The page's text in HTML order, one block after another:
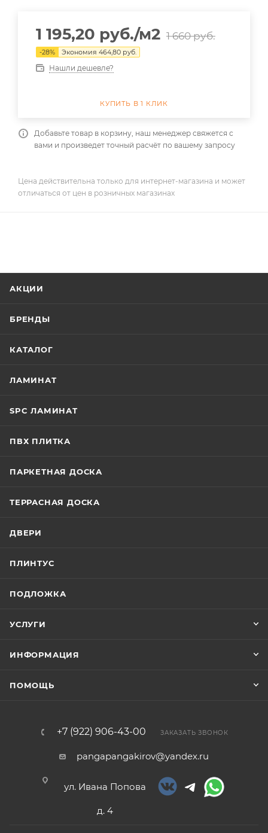
1 195,20 руб./м2 1 660руб.
-28% Экономия 464,80 руб.
Нашли дешевле?
КУПИТЬ В 1 КЛИК
Добавьте товар в корзину, наш менеджер свяжется с
вами и произведет точный расчёт по вашему запросу
Цена действительна только для интернет-магазина и может
отличаться от цен в розничных магазинах
АКЦИИ
БРЕНДЫ
КАТАЛОГ
ЛАМИНАТ
SPC ЛАМИНАТ
ПВХ ПЛИТКА
ПАРКЕТНАЯ ДОСКА
ТЕРРАСНАЯ ДОСКА
ДВЕРИ
ПЛИНТУС
ПОДЛОЖКА
УСЛУГИ
ИНФОРМАЦИЯ
ПОМОЩЬ
+7 (922) 906-43-00 ЗАКАЗАТЬ ЗВОНОК
pangapangakirov@yandex.ru
ул. Ивана Попова
д. 4